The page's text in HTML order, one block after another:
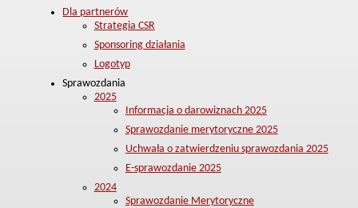
Dla partnerów
Strategia CSR
Sponsoring działania
Logotyp
Sprawozdania
2025
Informacja o darowiznach 2025
Sprawozdanie merytoryczne 2025
Uchwała o zatwierdzeniu sprawozdania 2025
E-sprawozdanie 2025
2024
Sprawozdanie Merytoryczne